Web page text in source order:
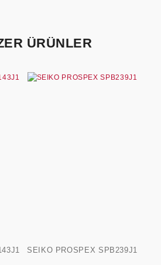
ÜRÜNLER
SEIKO PROSPEX SPB239J1